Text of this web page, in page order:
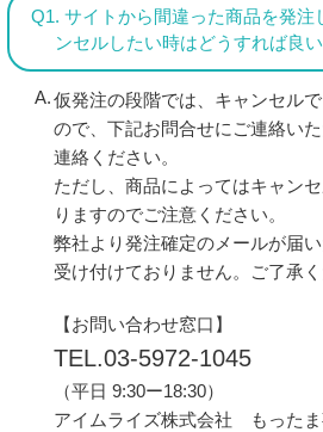
Q1. サイトから間違った商品を発注
ンセルしたい時はどうすれば良
仮発注の段階では、キャンセル
ので、下記お問合せにご連絡い
連絡ください。
ただし、商品によってはキャン
りますのでご注意ください。
弊社より発注確定のメールが届
受け付けておりません。ご了承く
【お問い合わせ窓口】
TEL.03-5972-1045
（平日 9:30ー18:30）
アイムライズ株式会社 もった